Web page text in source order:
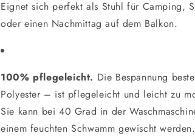
Eignet sich perfekt als Stuhl für Camping,
oder einen Nachmittag auf dem Balkon.
100% pflegeleicht. Die Bespannung
Polyester – ist pflegeleicht und leicht zu
Sie kann bei 40 Grad in der
einem feuchten Schwamm gewischt